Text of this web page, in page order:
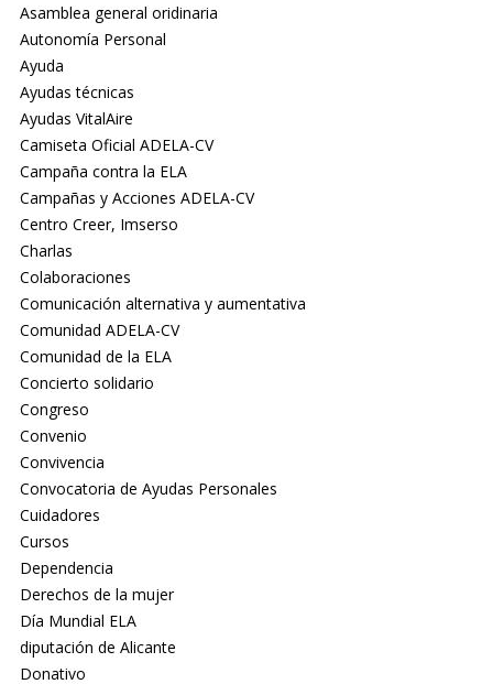
Asamblea general oridinaria
Autonomía Personal
Ayuda
Ayudas técnicas
Ayudas VitalAire
Camiseta Oficial ADELA-CV
Campaña contra la ELA
Campañas y Acciones ADELA-CV
Centro Creer, Imserso
Charlas
Colaboraciones
Comunicación alternativa y aumentativa
Comunidad ADELA-CV
Comunidad de la ELA
Concierto solidario
Congreso
Convenio
Convivencia
Convocatoria de Ayudas Personales
Cuidadores
Cursos
Dependencia
Derechos de la mujer
Día Mundial ELA
diputación de Alicante
Donativo